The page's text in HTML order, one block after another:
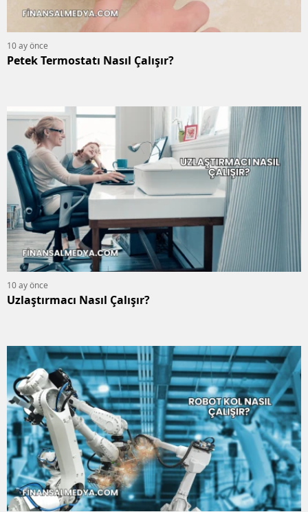
10 ay önce
Petek Termostatı Nasıl Çalışır?
10 ay önce
Uzlaştırmacı Nasıl Çalışır?